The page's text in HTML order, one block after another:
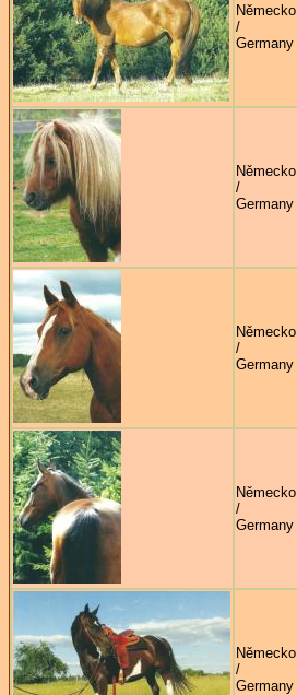
Německo
/
Germany
Německo
/
Germany
Německo
/
Germany
Německo
/
Germany
Německo
/
Germany